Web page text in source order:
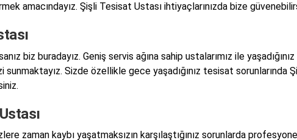
amacındayız. Şişli Tesisat Ustası ihtiyaçlarınızda bize
biz buradayız. Geniş servis ağına sahip ustalarımız ile
Sizde özellikle gece yaşadığınız tesisat sorunlarında
zaman kaybı yaşatmaksızın karşılaştığınız sorunlarda